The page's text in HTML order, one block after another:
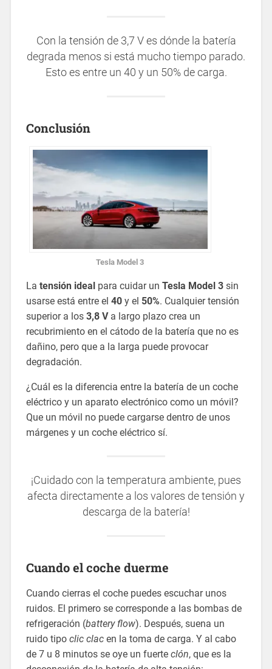
Con la tensión de 3,7 V es dónde la batería
degrada menos si está mucho tiempo parado.
Esto es entre un 40 y un 50% de carga.
Conclusión
Tesla Model 3
La tensión idealpara cuidar un Tesla Model 3sin
usarse está entre el 40y el 50%. Cualquier tensión
superior a los 3,8 Va largo plazo crea un
recubrimiento en el cátodo de la batería que no es
dañino, pero que a la larga puede provocar
degradación.
¿Cuál es la diferencia entre la batería de un coche
eléctrico y un aparato electrónico como un móvil?
Que un móvil no puede cargarse dentro de unos
márgenes y un coche eléctrico sí.
¡Cuidado con la temperatura ambiente, pues
afecta directamente a los valores de tensión y
descarga de la batería!
Cuando el coche duerme
Cuando cierras el coche puedes escuchar unos
ruidos. El primero se corresponde a las bombas de
refrigeración (battery flow). Después, suena un
ruido tipo clic clacen la toma de carga. Y al cabo
de 7 u 8 minutos se oye un fuerte clón, que es la